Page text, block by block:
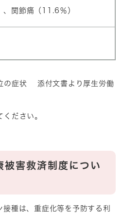
関節痛（11.6％）
の症状 添付文書より厚生労働
ださい。​
害救済制度につい
種は、重症化等を予防する利